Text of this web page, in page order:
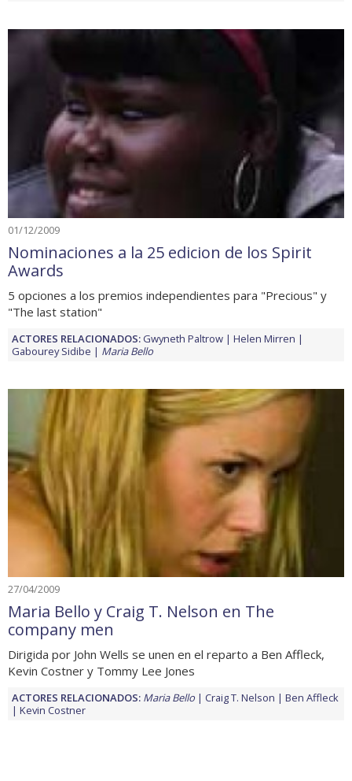
01/12/2009
Nominaciones a la 25 edicion de los Spirit
Awards
5 opciones a los premios independientes para "Precious" y
"The last station"
ACTORES RELACIONADOS: Gwyneth Paltrow
Helen Mirren
Gabourey Sidibe
Maria Bello
27/04/2009
Maria Bello y Craig T. Nelson en The
company men
Dirigida por John Wells se unen en el reparto a Ben Affleck,
Kevin Costner y Tommy Lee Jones
ACTORES RELACIONADOS: Maria Bello Craig T. Nelson
Ben Affleck
Kevin Costner